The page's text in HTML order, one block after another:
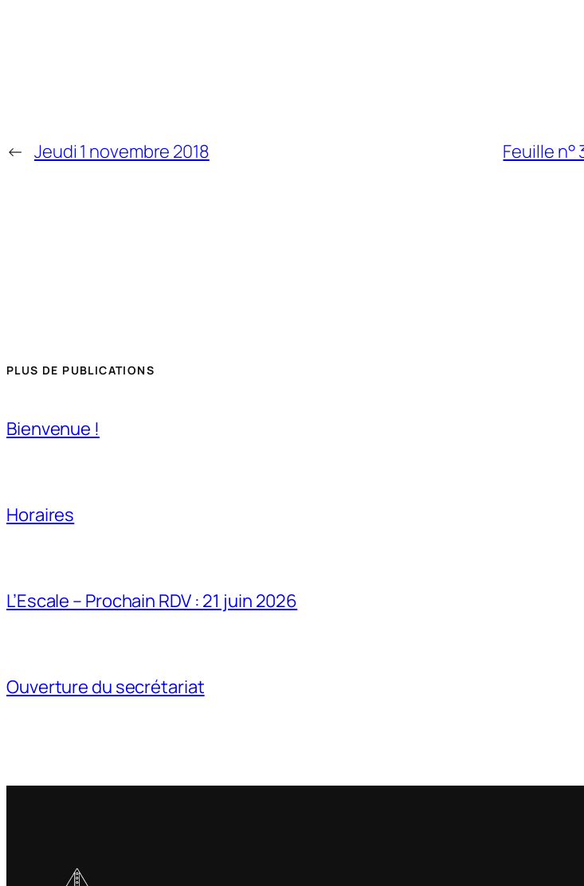
← Jeudi 1 novembre 2018 Feuille n°
PLUS DE PUBLICATIONS
Bienvenue !
Horaires
L’Escale – Prochain RDV : 21 juin 2026
Ouverture du secrétariat